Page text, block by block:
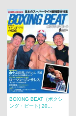
BOXING BEAT（ボクシ
ング・ビート) 20...